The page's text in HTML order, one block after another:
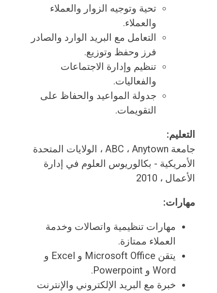
تحية وتوجيه الزوار والعملاء
والعملاء.
التعامل مع البريد الوارد والصادر
فرز وحفظ وتوزيع.
تنظيم وإدارة الاجتماعات
والفعاليات.
جدولة المواعيد والحفاظ على
التقويمات.
التعليم:
جامعة ABC ، ​​Anytown ، الولايات المتحدة
الأمريكية - بكالوريوس العلوم في إدارة
الأعمال ، 2010
مهارات:
مهارات تنظيمية واتصالات وخدمة
العملاء ممتازة.
يتقن Microsoft Office و Excel و
Word و Powerpoint.
خبرة مع البريد الإلكتروني والإنترنت